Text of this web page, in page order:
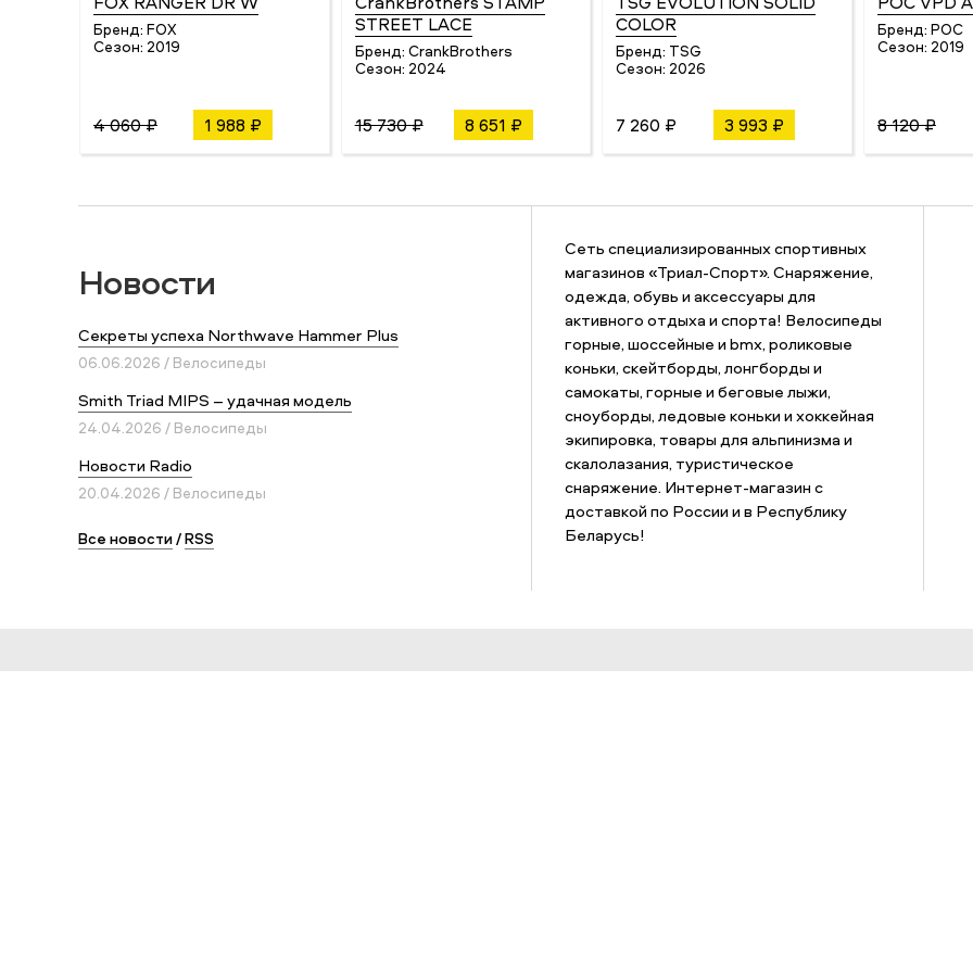
Бренд: FOX
Сезон: 2019
4 060 ₽ 1 988 ₽
STREET LACE
Бренд: CrankBrothers
Сезон: 2024
15 730 ₽ 8 651 ₽
COLOR
Бренд: TSG
Сезон: 2026
7 260 ₽ 3 993 ₽
Бренд: POC
Сезон: 2019
8 120 ₽
Новости
Секреты успеха Northwave Hammer Plus
06.06.2026 / Велосипеды
Smith Triad MIPS – удачная модель
24.04.2026 / Велосипеды
Новости Radio
20.04.2026 / Велосипеды
Все новости/RSS
Сеть специализированных спортивных
магазинов «Триал-Спорт». Снаряжение,
одежда, обувь и аксессуары для
активного отдыха и спорта! Велосипеды
горные, шоссейные и bmx, роликовые
коньки, скейтборды, лонгборды и
самокаты, горные и беговые лыжи,
сноуборды, ледовые коньки и хоккейная
экипировка, товары для альпинизма и
скалолазания, туристическое
снаряжение. Интернет-магазин с
доставкой по России и в Республику
Беларусь!